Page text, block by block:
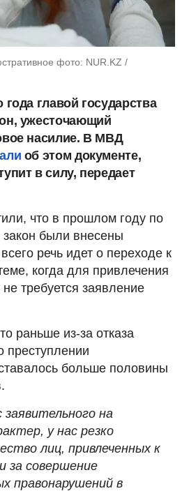
фото: NUR.KZ /
главой государства
ужесточающий
насилие. В МВД
об этом документе,
в силу, передает
что в прошлом году по
были внесены
речь идет о переходе к
когда для привлечения
не требуется заявление
раньше из-за отказа
преступлении
больше половины
на
у нас резко
лиц, привлеченных к
за совершение
правонарушений в